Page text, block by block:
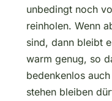
unbedingt noch
reinholen. Wenn
sind, dann bleibt
warm genug, so
bedenkenlos
stehen bleiben